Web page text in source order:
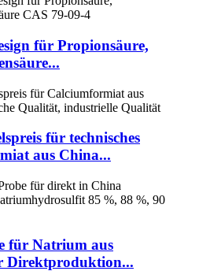
für Propionsäure,
für technisches
aus China...
für Natrium aus
Direktproduktion...